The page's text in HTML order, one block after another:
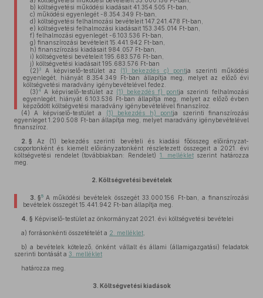
b) költségvetési működési kiadásait 41.354.505 Ft-ban,
c) működési egyenlegét -8.354.349 Ft-ban,
d) költségvetési felhalmozási bevételeit 147.241.478 Ft-ban,
e) költségvetési felhalmozási kiadásait 153.345.014 Ft-ban,
f) felhalmozási egyenlegét -6.103.536 Ft-ban,
g) finanszírozási bevételeit 15.441.942 Ft-ban,
h) finanszírozási kiadásait 984.057 Ft-ban,
i) költségvetési bevételeit 195.683.576 Ft-ban,
j) költségvetési kiadásait 195.683.576 Ft-ban
(2) 3A képviselő-testület az (1) bekezdés c) pontja szerinti működési
egyenlegét, hiányát 8.354.349 Ft-ban állapítja meg, melyet az előző évi
költségvetési maradvány igénybevételével fedez.
(3)4A képviselő-testület az (1) bekezdés f) pontja szerinti felhalmozási
egyenlegét, hiányát 6.103.536 Ft-ban állapítja meg, melyet az előző évben
képződött költségvetési maradvány igénybevételével finanszíroz.
(4) A képviselő-testület a (1) bekezdés h) pontja szerinti finanszírozási
egyenleget 1.290.508 Ft-ban állapítja meg, melyet maradvány igénybevételével
finanszíroz.
2. § Az (1) bekezdés szerinti bevételi és kiadási főösszeg előirányzat-
csoportonként és kiemelt előirányzatonként részletezett összegeit a 2021. évi
költségvetési rendelet (továbbiakban: Rendelet) 1. mellékletszerint határozza
meg.
2. Költségvetési bevételek
3. §5 A működési bevételek összegét 33.000.156 Ft-ban, a finanszírozási
bevételek összegét 15.441.942 Ft-ban állapítja meg.
4. § Képviselő-testület az önkormányzat 2021. évi költségvetési bevételei
a) forrásonkénti összetételét a 2. melléklet
b) a bevételek kötelező, önként vállalt és állami (államigazgatási) feladatok
szerinti bontását a 3. melléklet
határozza meg.
3. Költségvetési kiadások